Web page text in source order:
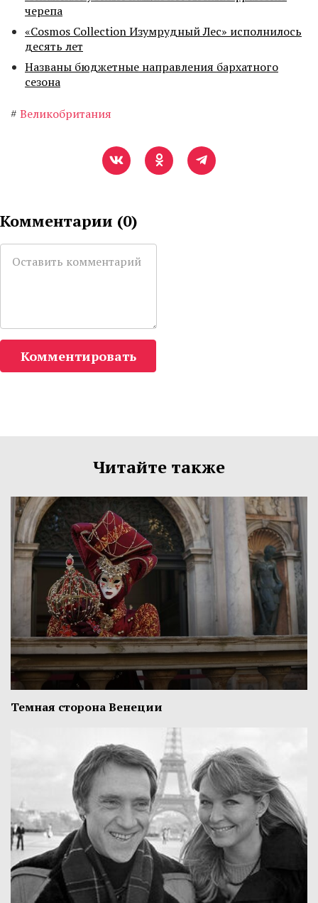
черепа
«Cosmos Collection Изумрудный Лес» исполнилось
десять лет
Названы бюджетные направления бархатного
сезона
# Великобритания
Комментарии (0)
Комментировать
Читайте также
Темная сторона Венеции